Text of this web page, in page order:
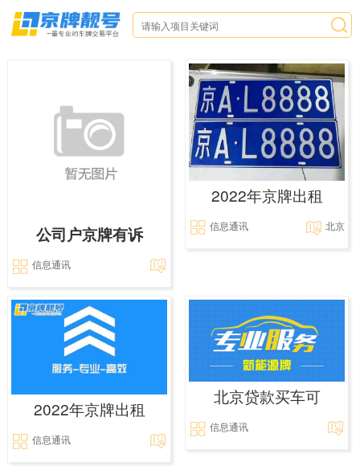
公司户京牌有诉
信息通讯
2022年京牌出租
信息通讯 北京
2022年京牌出租
信息通讯
北京贷款买车可
信息通讯